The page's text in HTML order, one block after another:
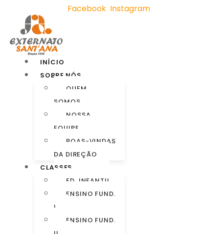
Facebook Instagram
INÍCIO
SOBRE NÓS
QUEM
SOMOS
NOSSA
EQUIPE
BOAS-VINDAS
DA DIREÇÃO
CLASSES
ED. INFANTIL
ENSINO FUND.
I
ENSINO FUND.